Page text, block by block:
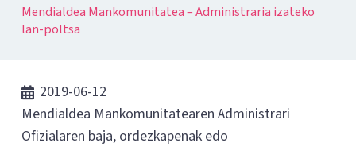
Mendialdea Mankomunitatea – Administraria izateko
lan-poltsa
2019-06-12
Mendialdea Mankomunitatearen Administrari
Ofizialaren baja, ordezkapenak edo